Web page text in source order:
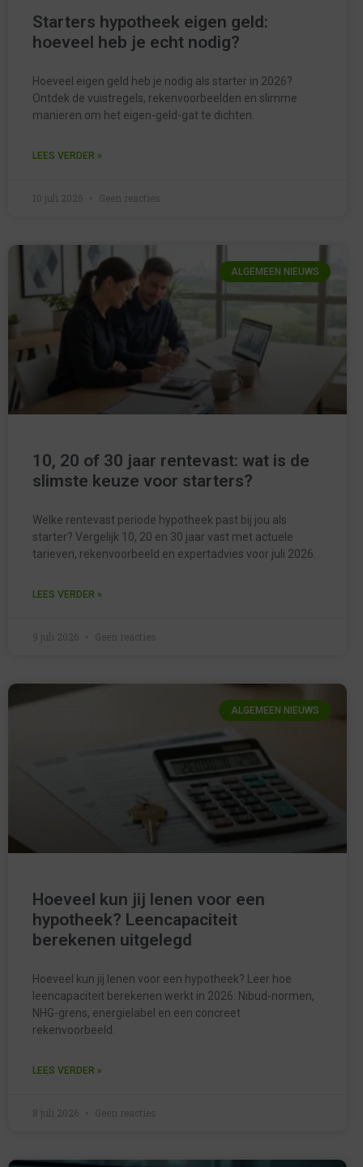
Starters hypotheek eigen geld:
hoeveel heb je echt nodig?
Hoeveel eigen geld heb je nodig als starter in 2026?
Ontdek de vuistregels, rekenvoorbeelden en slimme
manieren om het eigen-geld-gat te dichten.
LEES VERDER »
10 juli 2026 Geen reacties
ALGEMEEN NIEUWS
10, 20 of 30 jaar rentevast: wat is de
slimste keuze voor starters?
Welke rentevast periode hypotheek past bij jou als
starter? Vergelijk 10, 20 en 30 jaar vast met actuele
tarieven, rekenvoorbeeld en expertadvies voor juli 2026.
LEES VERDER »
9 juli 2026 Geen reacties
ALGEMEEN NIEUWS
Hoeveel kun jij lenen voor een
hypotheek? Leencapaciteit
berekenen uitgelegd
Hoeveel kun jij lenen voor een hypotheek? Leer hoe
leencapaciteit berekenen werkt in 2026: Nibud-normen,
NHG-grens, energielabel en een concreet
rekenvoorbeeld.
LEES VERDER »
8 juli 2026 Geen reacties